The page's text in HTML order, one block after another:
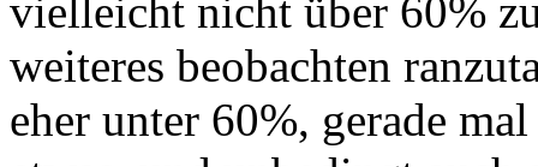
vielleicht nicht über 60%
weiteres beobachten
eher unter 60%, gerade